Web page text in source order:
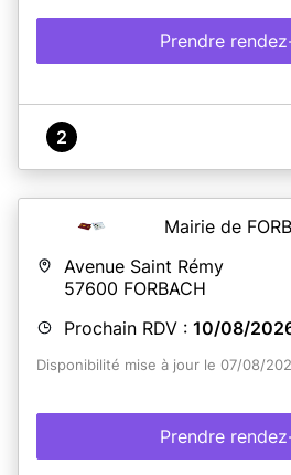
Prendre
2
Mairie de
Avenue Saint Rémy
57600 FORBACH
Prochain RDV : 10/08/
Disponibilité mise à jour le 07/08/
Prendre